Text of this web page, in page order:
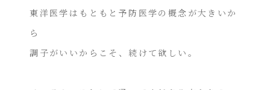
東洋医学はもともと予防医学の概念が大きいか
ら
調子がいいからこそ、続けて欲しい。